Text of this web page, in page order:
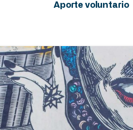
Aporte voluntario